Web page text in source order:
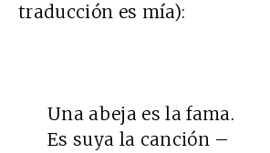
traducción es mía):
Una abeja es la fama.
Es suya la canción –